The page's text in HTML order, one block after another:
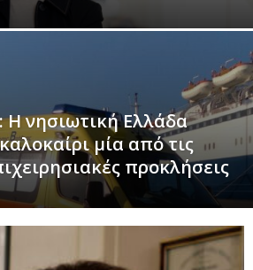
Η νησιωτική Ελλάδα
μία από τις
προκλήσεις